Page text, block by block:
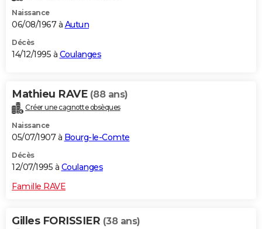
Naissance
06/08/1967 à Autun
Décès
14/12/1995 à Coulanges
Mathieu RAVE (88 ans)
Créer une cagnotte obsèques
Naissance
05/07/1907 à Bourg-le-Comte
Décès
12/07/1995 à Coulanges
Famille RAVE
Gilles FORISSIER (38 ans)